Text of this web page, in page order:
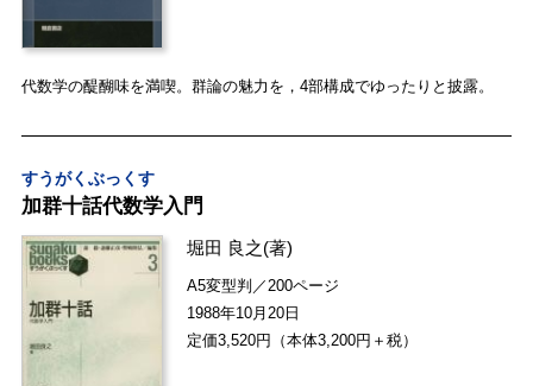
代数学の醍醐味を満喫。群論の魅力を，4部構成でゆったりと披露。
すうがくぶっくす
加群十話代数学入門
堀田 良之(著)
A5変型判／200ページ
1988年10月20日
定価3,520円（本体3,200円＋税）